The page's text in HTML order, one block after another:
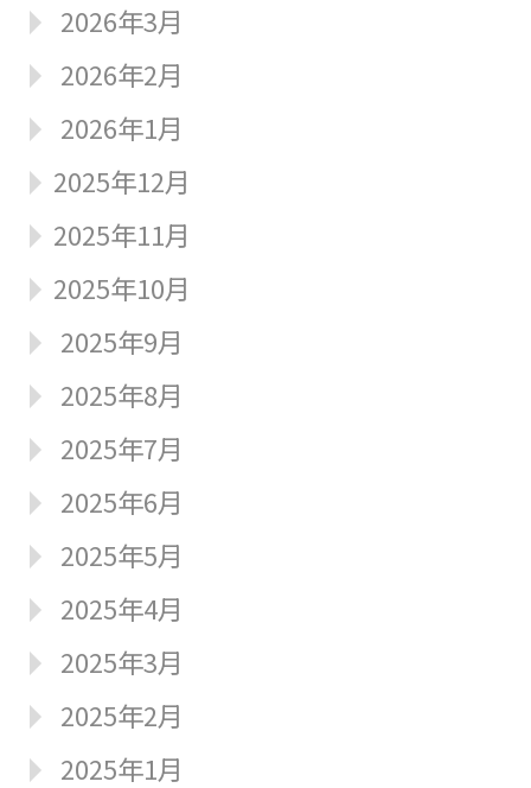
2026年3月
2026年2月
2026年1月
2025年12月
2025年11月
2025年10月
2025年9月
2025年8月
2025年7月
2025年6月
2025年5月
2025年4月
2025年3月
2025年2月
2025年1月